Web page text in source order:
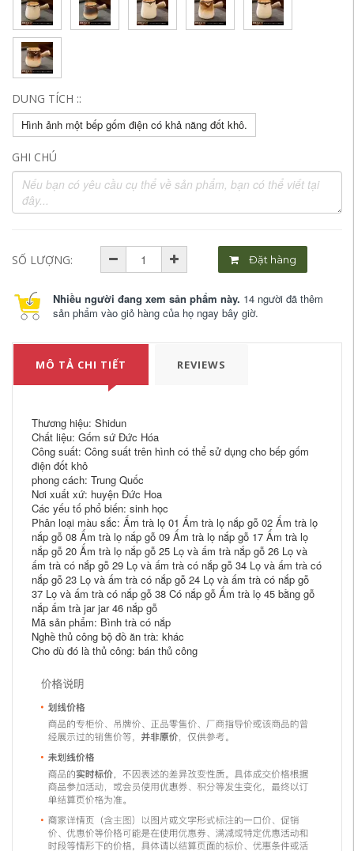
DUNG TÍCH ::
Hình ảnh một bếp gốm điện có khả năng đốt khô.
GHI CHÚ
SỐ LƯỢNG: Đặt hàng
Nhiều người đang xem sản phẩm này. 14 người đã thêm
sản phẩm vào giỏ hàng của họ ngay bây giờ.
MÔ TẢ CHI TIẾT REVIEWS
Thương hiệu: Shidun
Chất liệu: Gốm sứ Đức Hóa
Công suất: Công suất trên hình có thể sử dụng cho bếp gốm
điện đốt khô
phong cách: Trung Quốc
Nơi xuất xứ: huyện Đức Hoa
Các yếu tố phổ biến: sinh học
Phân loại màu sắc: Ấm trà lọ 01 Ấm trà lọ nắp gỗ 02 Ấm trà lọ
nắp gỗ 08 Ấm trà lọ nắp gỗ 09 Ấm trà lọ nắp gỗ 17 Ấm trà lọ
nắp gỗ 20 Ấm trà lọ nắp gỗ 25 Lọ và ấm trà nắp gỗ 26 Lọ và
ấm trà có nắp gỗ 29 Lọ và ấm trà có nắp gỗ 34 Lọ và ấm trà có
nắp gỗ 23 Lọ và ấm trà có nắp gỗ 24 Lọ và ấm trà có nắp gỗ
37 Lọ và ấm trà có nắp gỗ 38 Có nắp gỗ Ấm trà lọ 45 bằng gỗ
nắp ấm trà jar jar 46 nắp gỗ
Mã sản phẩm: Bình trà có nắp
Nghề thủ công bộ đồ ăn trà: khác
Cho dù đó là thủ công: bán thủ công